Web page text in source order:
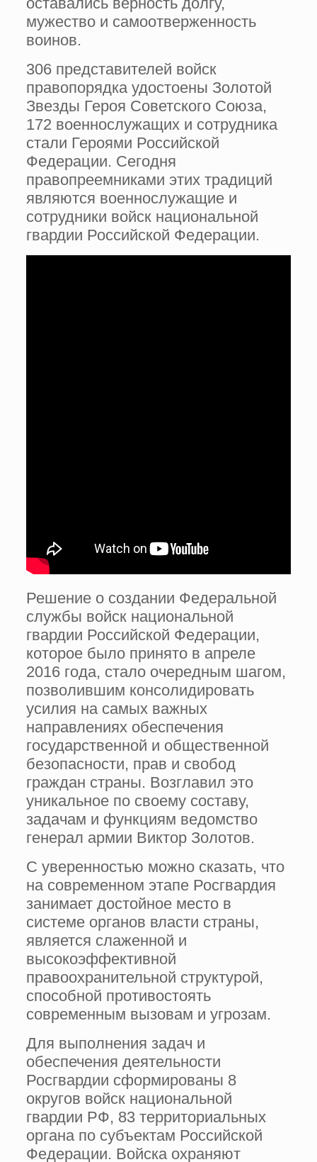
мужество и самоотверженность
воинов.
306 представителей войск
правопорядка удостоены Золотой
Звезды Героя Советского Союза,
172 военнослужащих и сотрудника
стали Героями Российской
Федерации. Сегодня
правопреемниками этих традиций
являются военнослужащие и
сотрудники войск национальной
гвардии Российской Федерации.
Решение о создании Федеральной
службы войск национальной
гвардии Российской Федерации,
которое было принято в апреле
2016 года, стало очередным шагом,
позволившим консолидировать
усилия на самых важных
направлениях обеспечения
государственной и общественной
безопасности, прав и свобод
граждан страны. Возглавил это
уникальное по своему составу,
задачам и функциям ведомство
генерал армии Виктор Золотов.
С уверенностью можно сказать, что
на современном этапе Росгвардия
занимает достойное место в
системе органов власти страны,
является слаженной и
высокоэффективной
правоохранительной структурой,
способной противостоять
современным вызовам и угрозам.
Для выполнения задач и
обеспечения деятельности
Росгвардии сформированы 8
округов войск национальной
гвардии РФ, 83 территориальных
органа по субъектам Российской
Федерации. Войска охраняют